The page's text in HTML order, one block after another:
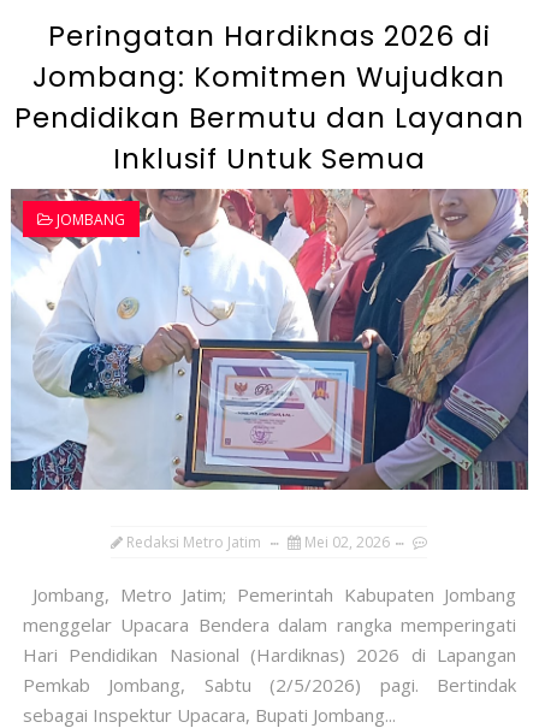
Peringatan Hardiknas 2026 di
Jombang: Komitmen Wujudkan
Pendidikan Bermutu dan Layanan
Inklusif Untuk Semua
JOMBANG
Redaksi Metro Jatim Mei 02, 2026
Jombang, Metro Jatim; Pemerintah Kabupaten Jombang
menggelar Upacara Bendera dalam rangka memperingati
Hari Pendidikan Nasional (Hardiknas) 2026 di Lapangan
Pemkab Jombang, Sabtu (2/5/2026) pagi. Bertindak
sebagai Inspektur Upacara, Bupati Jombang...